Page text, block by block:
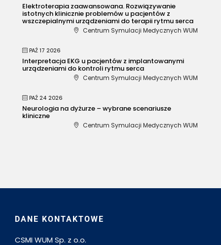
Elektroterapia zaawansowana. Rozwiązywanie
istotnych klinicznie problemów u pacjentów z
wszczepialnymi urządzeniami do terapii rytmu serca
Centrum Symulacji Medycznych WUM
PAŹ 17 2026
Interpretacja EKG u pacjentów z implantowanymi
urządzeniami do kontroli rytmu serca
Centrum Symulacji Medycznych WUM
PAŹ 24 2026
Neurologia na dyżurze – wybrane scenariusze
kliniczne
Centrum Symulacji Medycznych WUM
DANE KONTAKTOWE
CSMI WUM Sp. z o.o.